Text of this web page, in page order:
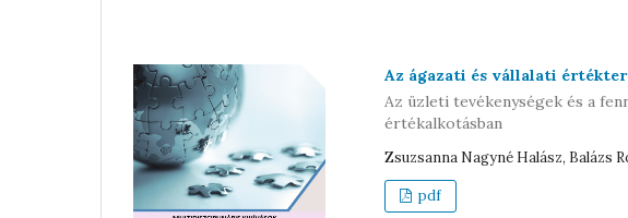
Az ágazati és vállalati
Az üzleti tevékenységek és a
értékalkotásban
Zsuzsanna Nagyné Halász, Balázs
pdf